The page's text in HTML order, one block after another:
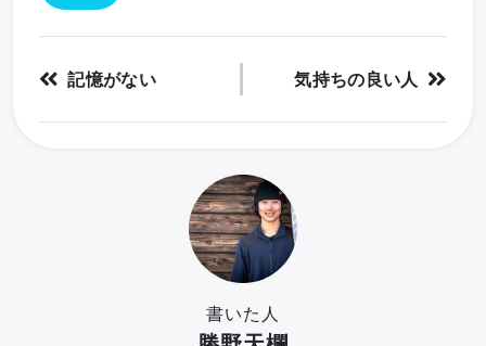
記憶がない 気持ちの良い人
書いた人